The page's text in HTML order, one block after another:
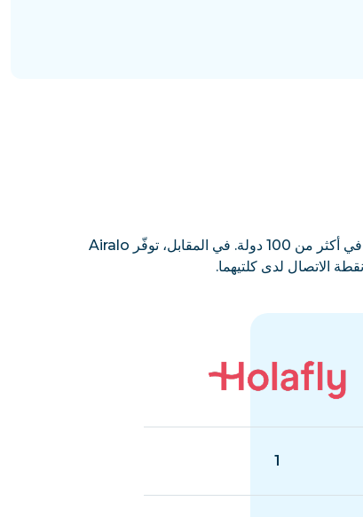
تقدّم iRoamly باقات يومية وإجمالية وغير محدودة، مع استخدام مجاني لنقطة الاتصال وشرائح eSIM مجانية بسعة 500 ميجابايت في أكثر من 100 دولة. في المقابل، توفّر Airalo
1